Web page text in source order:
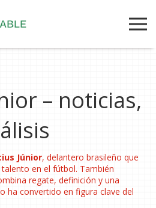
– noticias,
Júnior, delantero brasileño que
en el fútbol. También
regate, definición y una
ha convertido en figura clave del